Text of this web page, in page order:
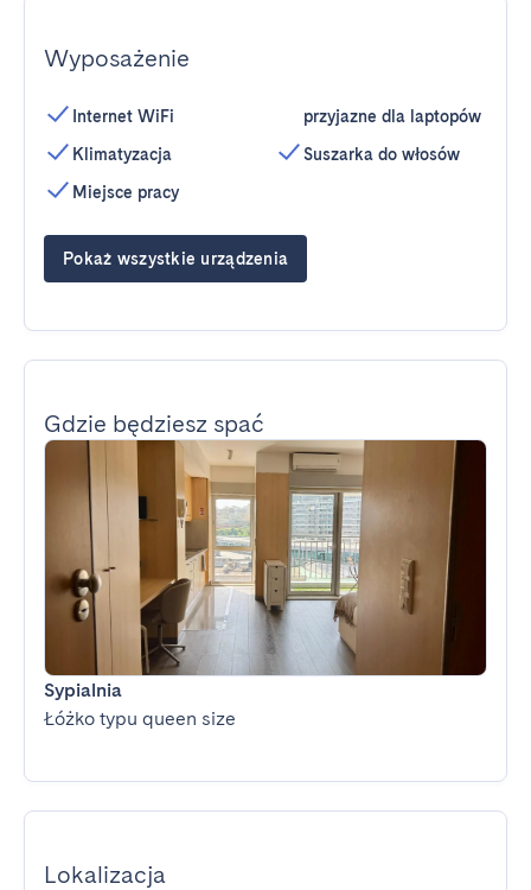
Wyposażenie
Internet WiFi
Klimatyzacja
Miejsce pracy
przyjazne dla laptopów
Suszarka do włosów
Pokaż wszystkie urządzenia
Gdzie będziesz spać
Sypialnia
Łóżko typu queen size
Lokalizacja